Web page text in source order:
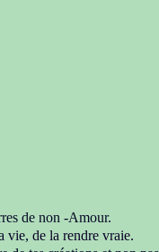
de non -Amour.
vie, de la rendre vraie.